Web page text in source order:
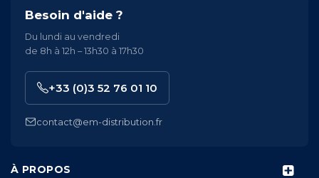
À PROPOS
Besoin d'aide ?
Du lundi au vendredi
de 8h à 12h – 13h30 à 17h30
+33 (0)3 52 76 01 10
contact@em-distribution.fr